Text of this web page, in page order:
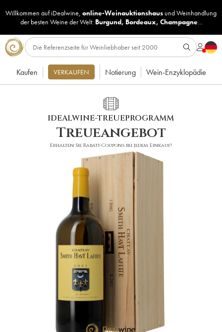
Willkommen auf iDealwine, online-Weinauktionshaus undWeinhandlung
der besten Weine der Welt: Burgund, Bordeaux, Champagne...
Kaufen VERKAUFEN Notierung Wein-Enzyklopädie
IDEALWINE-TREUEPROGRAMM
Treueangebot
Erhalten Sie Rabatt-Coupons bei jedem Einkauf!